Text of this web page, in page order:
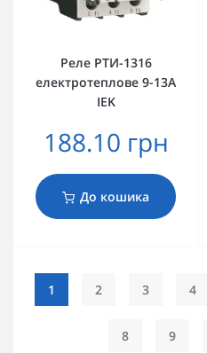
Реле РТИ-1316
електротеплове 9-13А
IEK
188.10 грн
До кошика
1 2 3 4
8 9